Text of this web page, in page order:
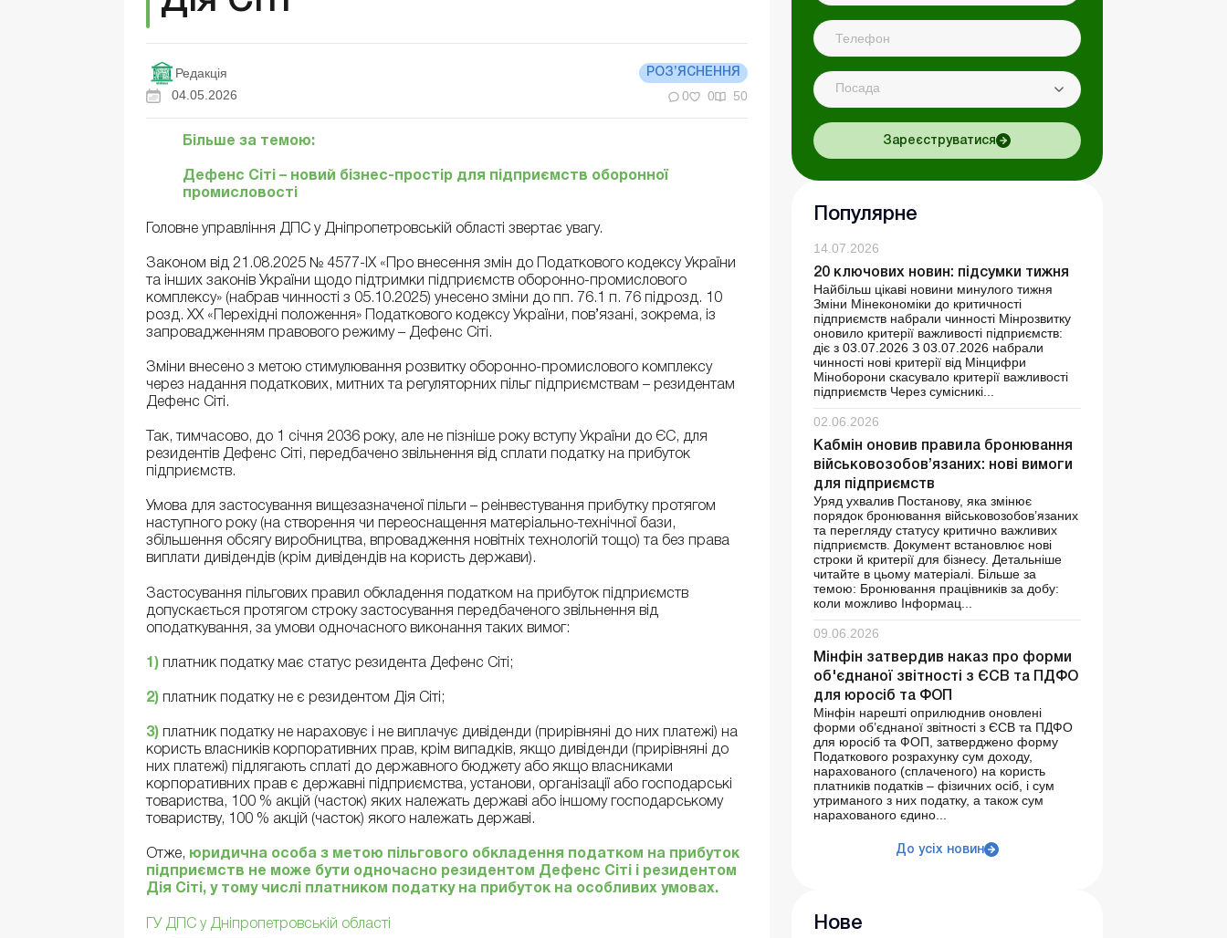
Редакція РОЗ’ЯСНЕННЯ
04.05.2026 0 0 50
Більше за темою:
Дефенс Сіті – новий бізнес-простір для підприємств оборонної
промисловості
Головне управління ДПС у Дніпропетровській області звертає увагу.
Законом від 21.08.2025 № 4577-ІХ «Про внесення змін до Податкового кодексу України
та інших законів України щодо підтримки підприємств оборонно-промислового
комплексу» (набрав чинності з 05.10.2025) унесено зміни до пп. 76.1 п. 76 підрозд. 10
розд. ХХ «Перехідні положення» Податкового кодексу України, пов’язані, зокрема, із
запровадженням правового режиму – Дефенс Сіті.
Зміни внесено з метою стимулювання розвитку оборонно-промислового комплексу
через надання податкових, митних та регуляторних пільг підприємствам – резидентам
Дефенс Сіті.
Так, тимчасово, до 1 січня 2036 року, але не пізніше року вступу України до ЄС, для
резидентів Дефенс Сіті, передбачено звільнення від сплати податку на прибуток
підприємств.
Умова для застосування вищезазначеної пільги – реінвестування прибутку протягом
наступного року (на створення чи переоснащення матеріально-технічної бази,
збільшення обсягу виробництва, впровадження новітніх технологій тощо) та без права
виплати дивідендів (крім дивідендів на користь держави).
Застосування пільгових правил обкладення податком на прибуток підприємств
допускається протягом строку застосування передбаченого звільнення від
оподаткування, за умови одночасного виконання таких вимог:
1) платник податку має статус резидента Дефенс Сіті;
2) платник податку не є резидентом Дія Сіті;
3) платник податку не нараховує і не виплачує дивіденди (прирівняні до них платежі) на
користь власників корпоративних прав, крім випадків, якщо дивіденди (прирівняні до
них платежі) підлягають сплаті до державного бюджету або якщо власниками
корпоративних прав є державні підприємства, установи, організації або господарські
товариства, 100 % акцій (часток) яких належать державі або іншому господарському
товариству, 100 % акцій (часток) якого належать державі.
Отже, юридична особа з метою пільгового обкладення податком на прибуток
підприємств не може бути одночасно резидентом Дефенс Сіті і резидентом
Дія Сіті, у тому числі платником податку на прибуток на особливих умовах.
ГУ ДПС у Дніпропетровській області
Посада
Зареєструватися
Популярне
14.07.2026
20 ключових новин: підсумки тижня
Найбільш цікаві новини минулого тижня
Зміни Мінекономіки до критичності
підприємств набрали чинності Мінрозвитку
оновило критерії важливості підприємств:
діє з 03.07.2026 З 03.07.2026 набрали
чинності нові критерії від Мінцифри
Міноборони скасувало критерії важливості
підприємств Через сумісникі...
02.06.2026
Кабмін оновив правила бронювання
військовозобов’язаних: нові вимоги
для підприємств
Уряд ухвалив Постанову, яка змінює
порядок бронювання військовозобов’язаних
та перегляду статусу критично важливих
підприємств. Документ встановлює нові
строки й критерії для бізнесу. Детальніше
читайте в цьому матеріалі. Більше за
темою: Бронювання працівників за добу:
коли можливо Інформац...
09.06.2026
Мінфін затвердив наказ про форми
об'єднаної звітності з ЄСВ та ПДФО
для юросіб та ФОП
Мінфін нарешті оприлюднив оновлені
форми об’єднаної звітності з ЄСВ та ПДФО
для юросіб та ФОП, затверджено форму
Податкового розрахунку сум доходу,
нарахованого (сплаченого) на користь
платників податків – фізичних осіб, і сум
утриманого з них податку, а також сум
нарахованого єдино...
До усіх новин
Нове